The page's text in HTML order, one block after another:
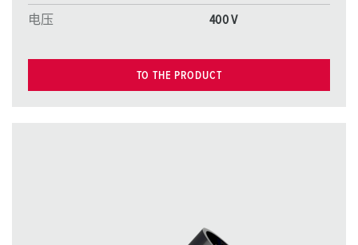
电压 400 V
TO THE PRODUCT